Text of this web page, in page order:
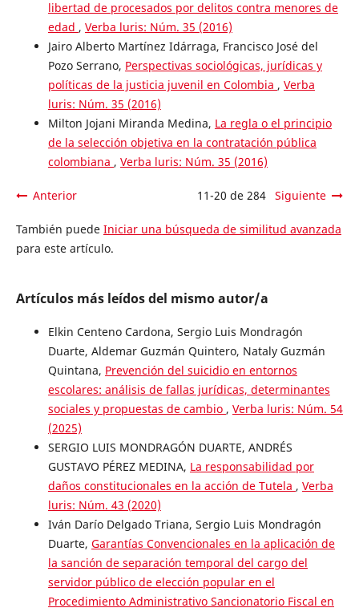
libertad de procesados por delitos contra menores de
edad , Verba luris: Núm. 35 (2016)
Jairo Alberto Martínez Idárraga, Francisco José del
Pozo Serrano, Perspectivas sociológicas, jurídicas y
políticas de la justicia juvenil en Colombia , Verba
luris: Núm. 35 (2016)
Milton Jojani Miranda Medina, La regla o el principio
de la selección objetiva en la contratación pública
colombiana , Verba luris: Núm. 35 (2016)
Anterior 11-20 de 284 Siguiente
También puede Iniciar una búsqueda de similitud avanzada
para este artículo.
Artículos más leídos del mismo autor/a
Elkin Centeno Cardona, Sergio Luis Mondragón
Duarte, Aldemar Guzmán Quintero, Nataly Guzmán
Quintana, Prevención del suicidio en entornos
escolares: análisis de fallas jurídicas, determinantes
sociales y propuestas de cambio , Verba luris: Núm. 54
(2025)
SERGIO LUIS MONDRAGÓN DUARTE, ANDRÉS
GUSTAVO PÉREZ MEDINA, La responsabilidad por
daños constitucionales en la acción de Tutela , Verba
luris: Núm. 43 (2020)
Iván Darío Delgado Triana, Sergio Luis Mondragón
Duarte, Garantías Convencionales en la aplicación de
la sanción de separación temporal del cargo del
servidor público de elección popular en el
Procedimiento Administrativo Sancionatorio Fiscal en